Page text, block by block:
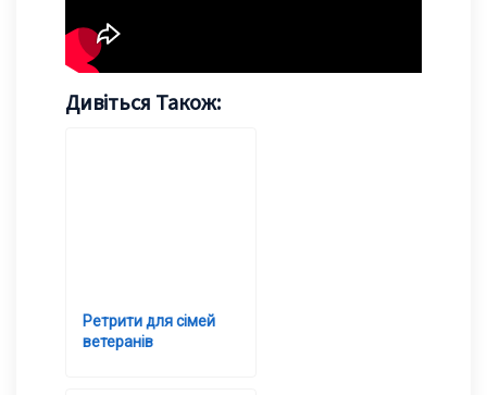
Дивіться Також:
Ретрити для сімей
ветеранів